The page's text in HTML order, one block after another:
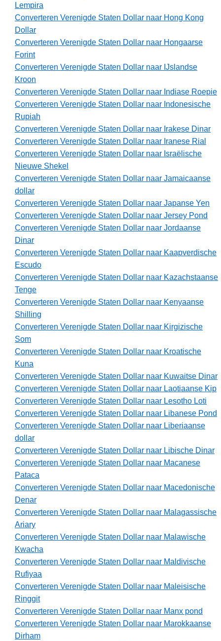
Lempira
Converteren Verenigde Staten Dollar naar Hong Kong
Dollar
Converteren Verenigde Staten Dollar naar Hongaarse
Forint
Converteren Verenigde Staten Dollar naar IJslandse
Kroon
Converteren Verenigde Staten Dollar naar Indiase Roepie
Converteren Verenigde Staten Dollar naar Indonesische
Rupiah
Converteren Verenigde Staten Dollar naar Irakese Dinar
Converteren Verenigde Staten Dollar naar Iranese Rial
Converteren Verenigde Staten Dollar naar Israëlische
Nieuwe Shekel
Converteren Verenigde Staten Dollar naar Jamaicaanse
dollar
Converteren Verenigde Staten Dollar naar Japanse Yen
Converteren Verenigde Staten Dollar naar Jersey Pond
Converteren Verenigde Staten Dollar naar Jordaanse
Dinar
Converteren Verenigde Staten Dollar naar Kaapverdische
Escudo
Converteren Verenigde Staten Dollar naar Kazachstaanse
Tenge
Converteren Verenigde Staten Dollar naar Kenyaanse
Shilling
Converteren Verenigde Staten Dollar naar Kirgizische
Som
Converteren Verenigde Staten Dollar naar Kroatische
Kuna
Converteren Verenigde Staten Dollar naar Kuwaitse Dinar
Converteren Verenigde Staten Dollar naar Laotiaanse Kip
Converteren Verenigde Staten Dollar naar Lesotho Loti
Converteren Verenigde Staten Dollar naar Libanese Pond
Converteren Verenigde Staten Dollar naar Liberiaanse
dollar
Converteren Verenigde Staten Dollar naar Libische Dinar
Converteren Verenigde Staten Dollar naar Macanese
Pataca
Converteren Verenigde Staten Dollar naar Macedonische
Denar
Converteren Verenigde Staten Dollar naar Malagassische
Ariary
Converteren Verenigde Staten Dollar naar Malawische
Kwacha
Converteren Verenigde Staten Dollar naar Maldivische
Rufiyaa
Converteren Verenigde Staten Dollar naar Maleisische
Ringgit
Converteren Verenigde Staten Dollar naar Manx pond
Converteren Verenigde Staten Dollar naar Marokkaanse
Dirham